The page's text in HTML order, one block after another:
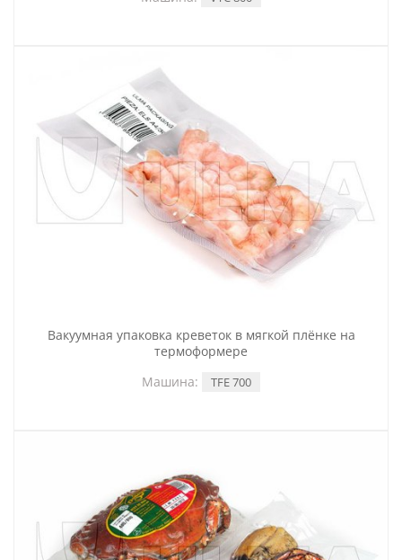
Вакуумная упаковка креветок в мягкой плёнке на
термоформере
Машина:
TFE 700